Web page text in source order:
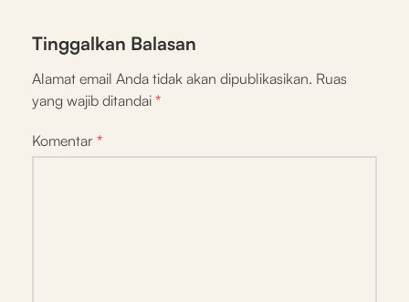
Tinggalkan Balasan
Alamat email Anda tidak akan dipublikasikan. Ruas
yang wajib ditandai *
Komentar *